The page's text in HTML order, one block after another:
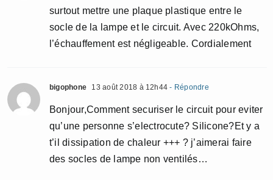
surtout mettre une plaque plastique entre le
socle de la lampe et le circuit. Avec 220kOhms,
l’échauffement est négligeable. Cordialement
bigophone 13 août 2018 à 12h44 - Répondre
Bonjour,Comment securiser le circuit pour eviter
qu’une personne s’electrocute? Silicone?Et y a
t’il dissipation de chaleur +++ ? j’aimerai faire
des socles de lampe non ventilés…